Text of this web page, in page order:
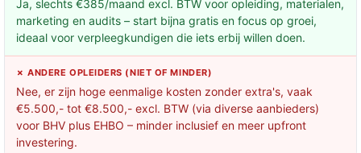
Ja, slechts €385/maand excl. BTW voor opleiding, materialen,
marketing en audits – start bijna gratis en focus op groei,
ideaal voor verpleegkundigen die iets erbij willen doen.
✗ ANDERE OPLEIDERS (NIET OF MINDER)
Nee, er zijn hoge eenmalige kosten zonder extra's, vaak
€5.500,- tot €8.500,- excl. BTW (via diverse aanbieders)
voor BHV plus EHBO – minder inclusief en meer upfront
investering.